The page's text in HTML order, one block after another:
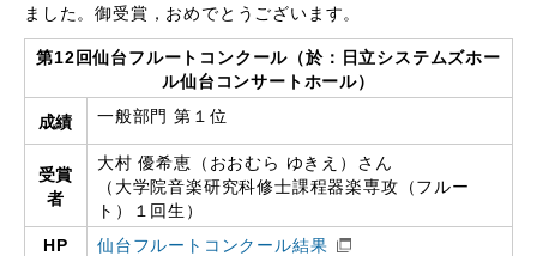
ました。御受賞，おめでとうございます。
第12回仙台フルートコンクール（於：日立システムズホー
ル仙台コンサートホール）
成績 一般部門 第１位
受賞
者
大村 優希恵（おおむら ゆきえ）さん
（大学院音楽研究科修士課程器楽専攻（フルー
ト）１回生）
HP
仙台フルートコンクール結果​